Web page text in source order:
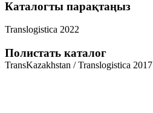
Каталогты парақтаңыз
Translogistica 2022
Полистать каталог
TransKazakhstan / Translogistica 2017